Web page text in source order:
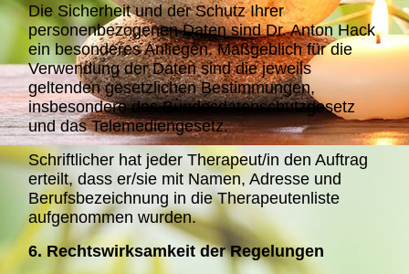
Die Sicherheit und der Schutz Ihrer
personenbezogenen Daten sind Dr. Anton Hack
ein besonderes Anliegen. Maßgeblich für die
Verwendung der Daten sind die jeweils
geltenden gesetzlichen Bestimmungen,
insbesondere das Bundesdatenschutzgesetz
und das Telemediengesetz.
Schriftlicher hat jeder Therapeut/in den Auftrag
erteilt, dass er/sie mit Namen, Adresse und
Berufsbezeichnung in die Therapeutenliste
aufgenommen wurden.
6. Rechtswirksamkeit der Regelungen